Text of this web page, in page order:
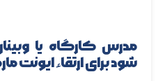
مدرس کارگاه یا
شود برای ارتقاء ایونت